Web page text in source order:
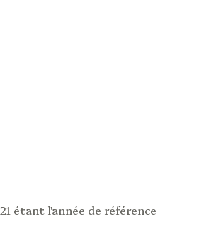
étant l'année de référence